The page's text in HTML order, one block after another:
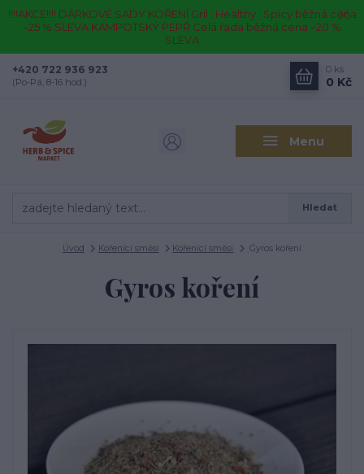
!!!!AKCE!!!! DÁRKOVÉ SADY KOŘENÍ Gril · Healthy · Spicy běžná cena
–25 % SLEVA KAMPOTSKÝ PEPŘ Celá řada běžná cena –20 %
SLEVA
Menu
Hledat
+420 722 936 923
(Po-Pá, 8-16 hod.)
0 ks
0 Kč
Úvod Kořenící směsi Kořenící směsi Gyros koření
Gyros koření